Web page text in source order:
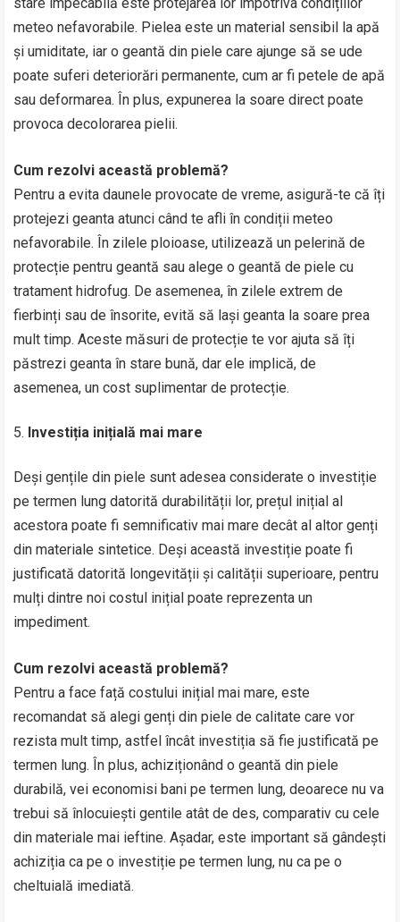
meteo nefavorabile. Pielea este un material sensibil la apă
și umiditate, iar o geantă din piele care ajunge să se ude
poate suferi deteriorări permanente, cum ar fi petele de apă
sau deformarea. În plus, expunerea la soare direct poate
provoca decolorarea pielii.
Cum rezolvi această problemă?
Pentru a evita daunele provocate de vreme, asigură-te că îți
protejezi geanta atunci când te afli în condiții meteo
nefavorabile. În zilele ploioase, utilizează un pelerină de
protecție pentru geantă sau alege o geantă de piele cu
tratament hidrofug. De asemenea, în zilele extrem de
fierbinți sau de însorite, evită să lași geanta la soare prea
mult timp. Aceste măsuri de protecție te vor ajuta să îți
păstrezi geanta în stare bună, dar ele implică, de
asemenea, un cost suplimentar de protecție.
Investiția inițială mai mare
Deși gențile din piele sunt adesea considerate o investiție
pe termen lung datorită durabilității lor, prețul inițial al
acestora poate fi semnificativ mai mare decât al altor genți
din materiale sintetice. Deși această investiție poate fi
justificată datorită longevității și calității superioare, pentru
mulți dintre noi costul inițial poate reprezenta un
impediment.
Cum rezolvi această problemă?
Pentru a face față costului inițial mai mare, este
recomandat să alegi genți din piele de calitate care vor
rezista mult timp, astfel încât investiția să fie justificată pe
termen lung. În plus, achiziționând o geantă din piele
durabilă, vei economisi bani pe termen lung, deoarece nu va
trebui să înlocuiești gentile atât de des, comparativ cu cele
din materiale mai ieftine. Așadar, este important să gândești
achiziția ca pe o investiție pe termen lung, nu ca pe o
cheltuială imediată.